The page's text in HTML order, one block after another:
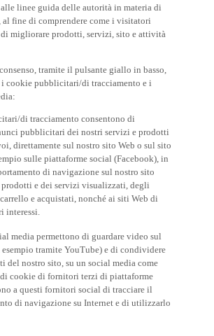
linee guida delle autorità in materia di
fine di comprendere come i visitatori
di migliorare prodotti, servizi, sito e attività
tramite il pulsante giallo in basso,
cookie pubblicitari/di tracciamento e i
di tracciamento consentono di
pubblicitari dei nostri servizi e prodotti
direttamente sul nostro sito Web o sul sito
sulle piattaforme social (Facebook), in
di navigazione sul nostro sito
prodotti e dei servizi visualizzati, degli
e acquistati, nonché ai siti Web di
interessi.
media permettono di guardare video sul
esempio tramite YouTube) e di condividere
del nostro sito, su un social media come
di cookie di fornitori terzi di piattaforme
a questi fornitori social di tracciare il
di navigazione su Internet e di utilizzarlo